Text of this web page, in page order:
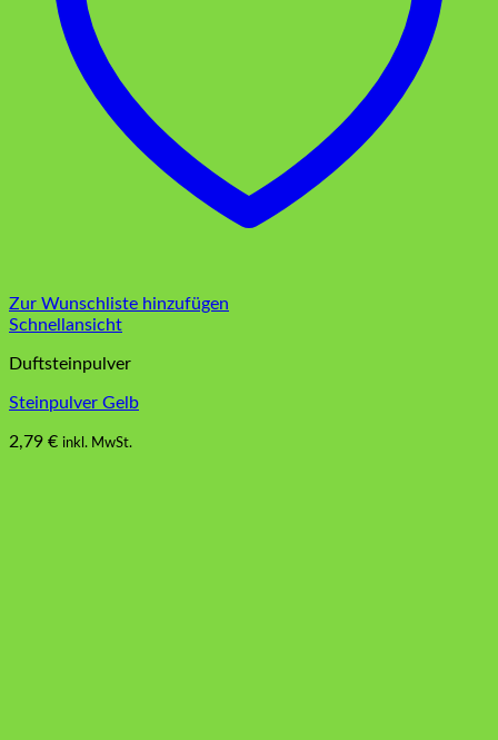
Zur Wunschliste hinzufügen
Schnellansicht
Duftsteinpulver
Steinpulver Gelb
2,79 € inkl. MwSt.